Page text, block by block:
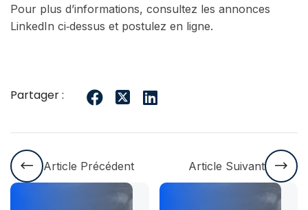
Pour plus d’informations, consultez les annonces
LinkedIn ci‑dessus et postulez en ligne.
Partager :
Article Précédent Article Suivant